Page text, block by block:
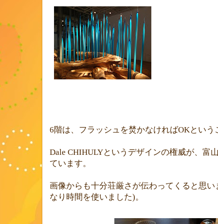
6階は、フラッシュを焚かなければOKという
Dale CHIHULYというデザインの権威が、富
ています。
画像からも十分荘厳さが伝わってくると思い
なり時間を使いました)。